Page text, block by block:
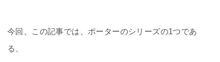
今回、この記事では、ポーターのシリーズの1つであ
る、